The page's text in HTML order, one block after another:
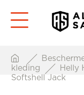
kleding
Helly
Softshell Jack